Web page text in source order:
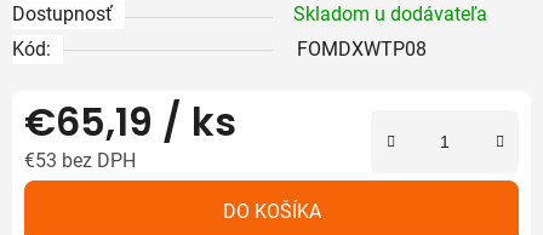
Dostupnosť
Skladom u dodávateľa
Kód:
FOMDXWTP08
€65,19 / ks
€53 bez DPH
DO KOŠÍKA